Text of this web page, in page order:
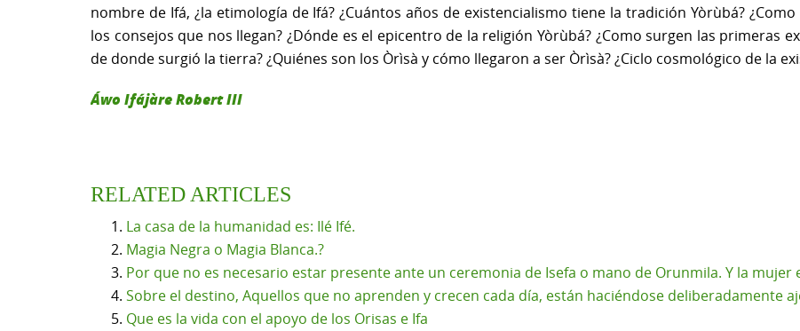
nombre de Ifá, ¿la etimología de Ifá? ¿Cuántos años de existencialismo tiene la tradición Yòrùbá?
los consejos que nos llegan? ¿Dónde es el epicentro de la religión Yòrùbá? ¿Como surgen las primeras
de donde surgió la tierra? ¿Quiénes son los Òrìsà y cómo llegaron a ser Òrìsà? ¿Ciclo cosmológico de la
Áwo Ifájàre Robert III
RELATED ARTICLES
La casa de la humanidad es: Ilé Ifé.
Magia Negra o Magia Blanca.?
Por que no es necesario estar presente ante un ceremonia de Isefa o mano de Orunmila. Y la mujer
Sobre el destino, Aquellos que no aprenden y crecen cada día, están haciéndose deliberadamente
Que es la vida con el apoyo de los Orisas e Ifa